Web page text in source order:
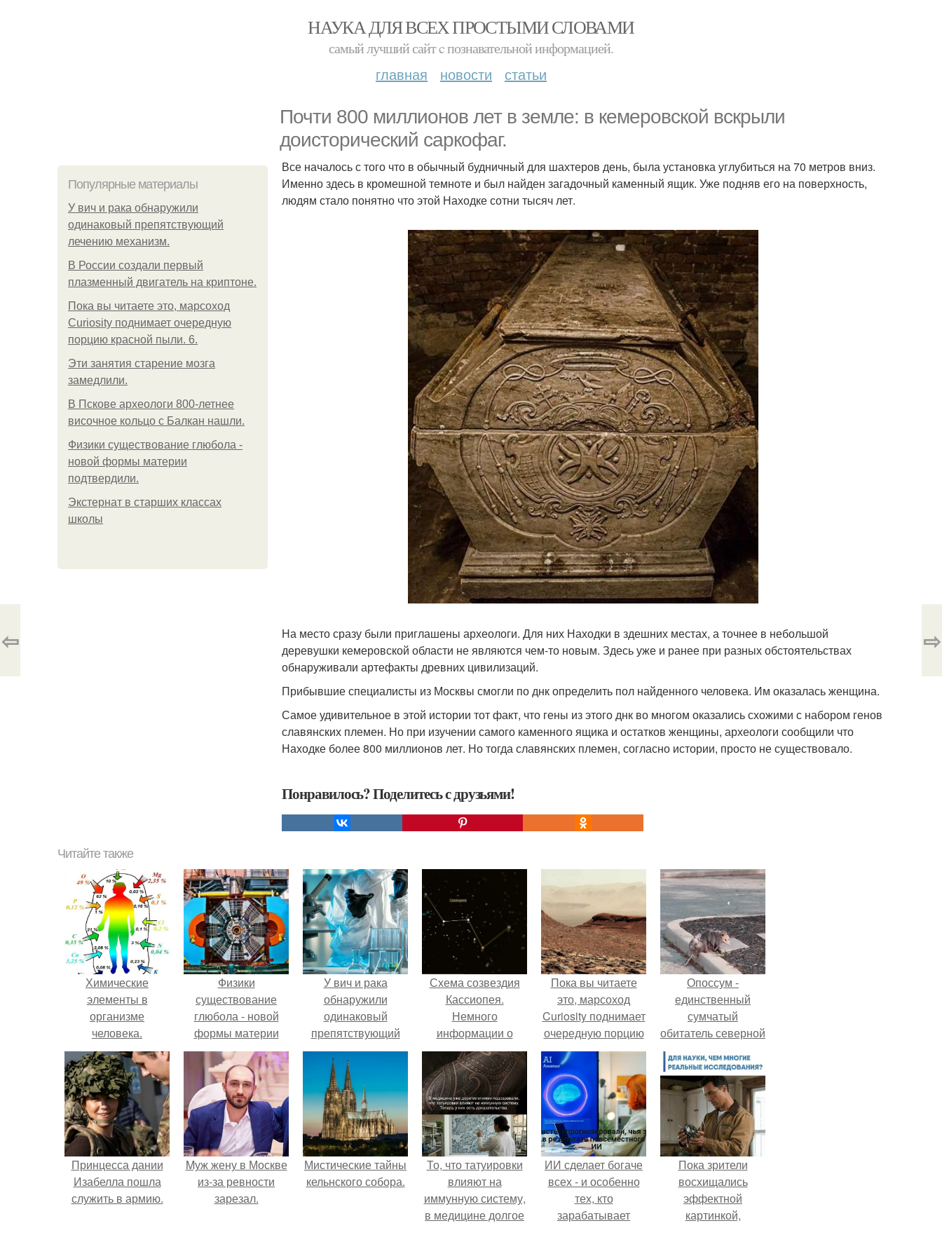
НАУКА ДЛЯ ВСЕХ ПРОСТЫМИ СЛОВАМИ
самый лучший сайт c познавательной информацией.
главная новости статьи
Почти 800 миллионов лет в земле: в кемеровской вскрыли
доисторический саркофаг.
Популярные материалы
У вич и рака обнаружили
одинаковый препятствующий
лечению механизм.
В России создали первый
плазменный двигатель на криптоне.
Пока вы читаете это, марсоход
Curiosity поднимает очередную
порцию красной пыли. 6.
Эти занятия старение мозга
замедлили.
В Пскове археологи 800-летнее
височное кольцо с Балкан нашли.
Физики существование глюбола -
новой формы материи
подтвердили.
Экстернат в старших классах
школы
Все началось с того что в обычный будничный для шахтеров день, была установка углубиться на 70 метров вниз.
Именно здесь в кромешной темноте и был найден загадочный каменный ящик. Уже подняв его на поверхность,
людям стало понятно что этой Находке сотни тысяч лет.
На место сразу были приглашены археологи. Для них Находки в здешних местах, а точнее в небольшой
деревушки кемеровской области не являются чем-то новым. Здесь уже и ранее при разных обстоятельствах
обнаруживали артефакты древних цивилизаций.
Прибывшие специалисты из Москвы смогли по днк определить пол найденного человека. Им оказалась женщина.
Самое удивительное в этой истории тот факт, что гены из этого днк во многом оказались схожими с набором генов
славянских племен. Но при изучении самого каменного ящика и остатков женщины, археологи сообщили что
Находке более 800 миллионов лет. Но тогда славянских племен, согласно истории, просто не существовало.
Понравилось? Поделитесь с друзьями!
⇦ ⇨
Читайте также
Химические
элементы в
организме
человека.
Физики
существование
глюбола - новой
формы материи
подтвердили.
У вич и рака
обнаружили
одинаковый
препятствующий
лечению механизм.
Схема созвездия
Кассиопея.
Немного
информации о
созвездии
"Кассиопея".
Пока вы читаете
это, марсоход
Curiosity поднимает
очередную порцию
красной пыли. 6.
Опоссум -
единственный
сумчатый
обитатель северной
Принцесса дании
Изабелла пошла
служить в армию.
Mуж жену в Москве
из-за ревности
зарезал.
Мистические тайны
кельнского собора.
То, что татуировки
влияют на
иммунную систему,
в медицине долгое
ИИ сделает богаче
всех - и особенно
тех, кто
зарабатывает
Пока зрители
восхищались
эффектной
картинкой,